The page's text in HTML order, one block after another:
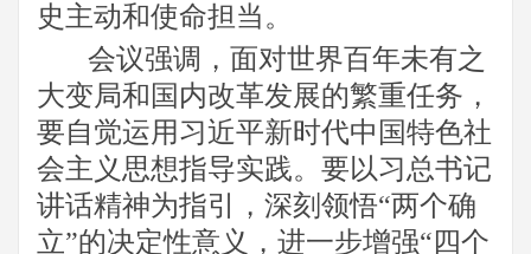
史主动和使命担当。
会议强调，面对世界百年未有之
大变局和国内改革发展的繁重任务，
要自觉运用习近平新时代中国特色社
会主义思想指导实践。要以习总书记
讲话精神为指引，深刻领悟“两个确
立”的决定性意义，进一步增强“四个